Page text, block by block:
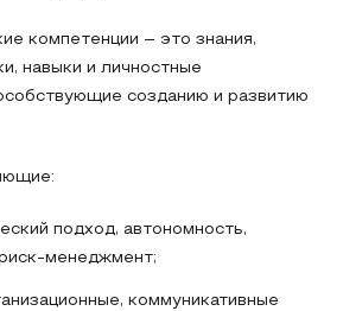
компетенции – это знания,
навыки и личностные
созданию и развитию
подход, автономность,
коммуникативные